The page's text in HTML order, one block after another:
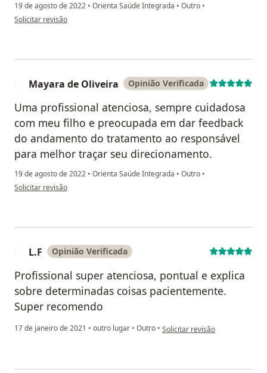
19 de agosto de 2022 • Orienta Saúde Integrada • Outro •
na opinião do utilizador Jocelma Luiza
Solicitar revisão
Mayara de Oliveira Opinião Verificada
Uma profissional atenciosa, sempre cuidadosa
com meu filho e preocupada em dar feedback
do andamento do tratamento ao responsável
para melhor traçar seu direcionamento.
19 de agosto de 2022 • Orienta Saúde Integrada • Outro •
na opinião do utilizador Mayara de Oliveira
Solicitar revisão
L.F Opinião Verificada
Profissional super atenciosa, pontual e explica
sobre determinadas coisas pacientemente.
Super recomendo
17 de janeiro de 2021 • outro lugar • Outro • na opinião do utilizador L.F
Solicitar revisão